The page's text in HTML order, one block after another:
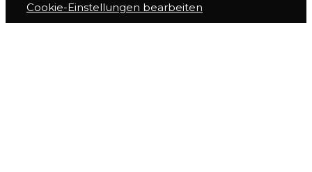
Cookie-Einstellungen bearbeiten